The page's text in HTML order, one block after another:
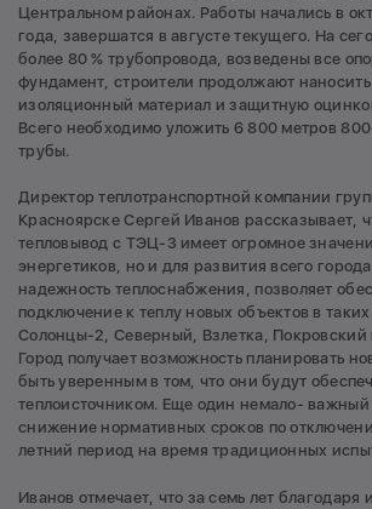
Центральном районах. Работы начались в
года, завершатся в августе текущего. На
более 80 % трубопровода, возведены все
фундамент, строители продолжают
изоляционный материал и защитную
Всего необходимо уложить 6 800 метров
трубы.
Директор теплотранспортной компании
Красноярске Сергей Иванов рассказывает,
тепловывод с ТЭЦ-3 имеет огромное
энергетиков, но и для развития всего
надежность теплоснабжения, позволяет
подключение к теплу новых объектов в
Солонцы-2, Северный, Взлетка, Покровский
Город получает возможность планировать
быть уверенным в том, что они будут
теплоисточником. Еще один немало-
снижение нормативных сроков по
летний период на время традиционных
Иванов отмечает, что за семь лет благодаря